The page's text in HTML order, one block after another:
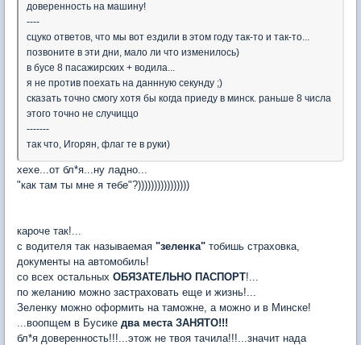
доверенность на машину!
----
сцуко ответов, что мы вот ездили в этом году так-то и так-то...
позвоните в эти дни, мало ли что изменилось)
в бусе 8 пасажирских + водила...
я не против поехать на даннную секунду ;)
сказать точно смогу хотя бы когда приеду в минск. раньше 8 числа
этого точно не случиццо
-------
так что, Игорян, флаг те в руки)
хехе...от бл*я...ну ладно...
"как там ты мне я тебе"?))))))))))))))))
кароче так!...
с водителя так называемая "зеленка" тобишь страховка,
документы на автомобиль!
со всех остальных ОБЯЗАТЕЛЬНО ПАСПОРТ!...
по желанию можно застраховать еще и жизнь!...
Зеленку можно оформить на таможне, а можно и в Минске!
...воопщем в Бусике два места ЗАНЯТО!!!
бл*я доверенность!!!...этож не твоя тачила!!!...значит нада